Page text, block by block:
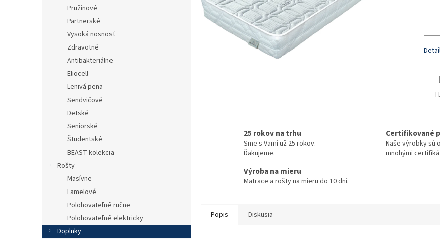
Pružinové
Partnerské
Vysoká nosnosť
Zdravotné
Antibakteriálne
Eliocell
Lenivá pena
Sendvičové
Detské
Seniorské
Študentské
BEAST kolekcia
Rošty
Masívne
Lamelové
Polohovateľné ručne
Polohovateľné elektricky
Doplnky
25 rokov na trhu
Sme s Vami už 25 rokov.
Ďakujeme.
Certifikované
Naše výrobky sú
mnohými
Výroba na mieru
Matrace a rošty na mieru do 10 dní.
Popis Diskusia